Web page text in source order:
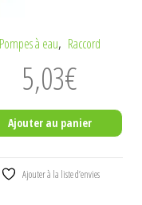
Pompes à eau, Raccord
5,03€
Ajouter au panier
Ajouter à la liste d’envies